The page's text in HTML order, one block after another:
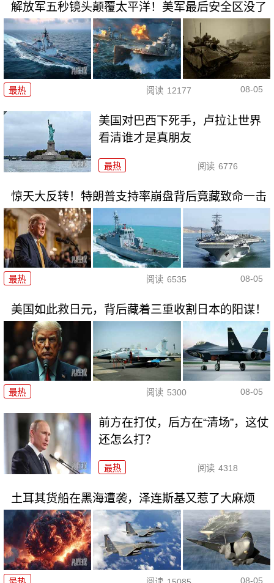
解放军五秒镜头颠覆太平洋！美军最后安全区没了
最热 阅读 12177 08-05
美国对巴西下死手，卢拉让世界
看清谁才是真朋友
最热 阅读 6776
惊天大反转！特朗普支持率崩盘背后竟藏致命一击
最热 阅读 6535 08-05
美国如此救日元，背后藏着三重收割日本的阳谋！
最热 阅读 5300 08-05
前方在打仗，后方在“清场”，这仗
还怎么打？
最热 阅读 4318
土耳其货船在黑海遭袭，泽连斯基又惹了大麻烦
08-05